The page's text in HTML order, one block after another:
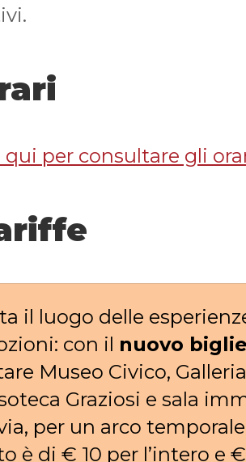
qui per consultare gli
il luogo delle
con il nuovo
Museo Civico,
Graziosi e sala
per un arco
è di € 10 per l’intero e